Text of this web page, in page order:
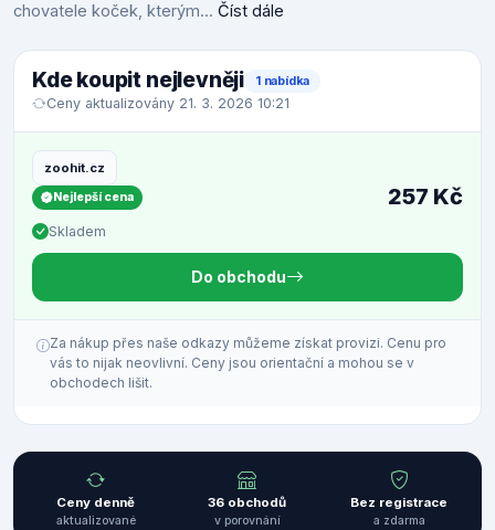
chovatele koček, kterým... Číst dále
Kde koupit nejlevněji 1 nabídka
Ceny aktualizovány 21. 3. 2026 10:21
zoohit.cz
Nejlepší cena
Skladem
257 Kč
Do obchodu
Za nákup přes naše odkazy můžeme získat provizi. Cenu pro
vás to nijak neovlivní. Ceny jsou orientační a mohou se v
obchodech lišit.
Ceny denně
aktualizované
36 obchodů
v porovnání
Bez registrace
a zdarma